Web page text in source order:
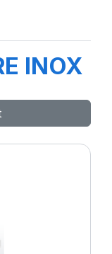
INOX